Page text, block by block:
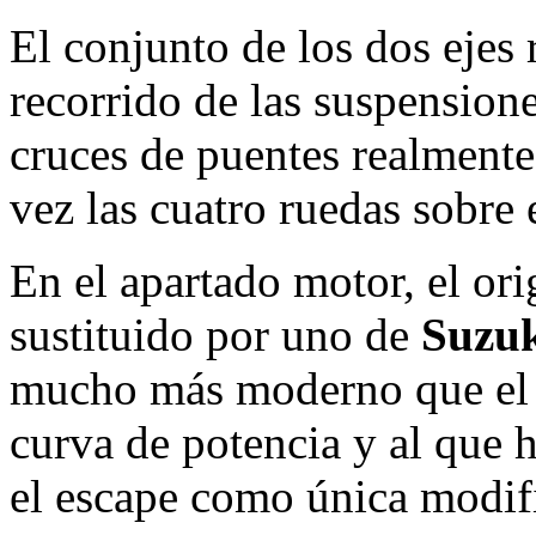
El conjunto de los dos
recorrido de las
cruces de puentes
vez las cuatro ruedas sobre
En el apartado motor, el
sustituido por uno de
mucho más moderno que
curva de potencia y al que
el escape como única